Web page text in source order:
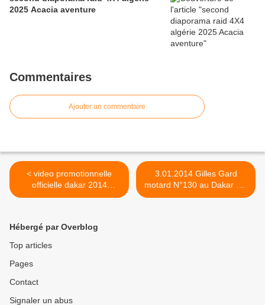
2025 Acacia aventure
Commentaires
Ajouter un commentaire
< video promotionnelle
officielle dakar 2014
dévoilée en janvier
3.01.2014 Gilles Gard
motard N°130 au Dakar est
a Rosario >
Hébergé par Overblog
Top articles
Pages
Contact
Signaler un abus